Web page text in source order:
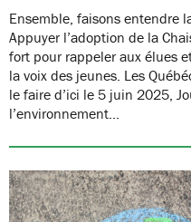
Ensemble, faisons entendre
Appuyer l’adoption de la
fort pour rappeler aux élues
la voix des jeunes. Les
le faire d’ici le 5 juin 2025,
l’environnement…